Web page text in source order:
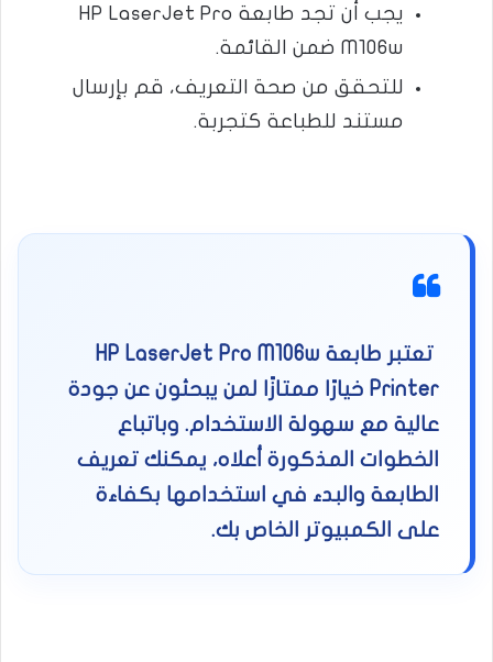
يجب أن تجد طابعة HP LaserJet Pro
M106w ضمن القائمة.
للتحقق من صحة التعريف، قم بإرسال
مستند للطباعة كتجربة.
تعتبر طابعة HP LaserJet Pro M106w
Printer خيارًا ممتازًا لمن يبحثون عن جودة
عالية مع سهولة الاستخدام. وباتباع
الخطوات المذكورة أعلاه، يمكنك تعريف
الطابعة والبدء في استخدامها بكفاءة
على الكمبيوتر الخاص بك.